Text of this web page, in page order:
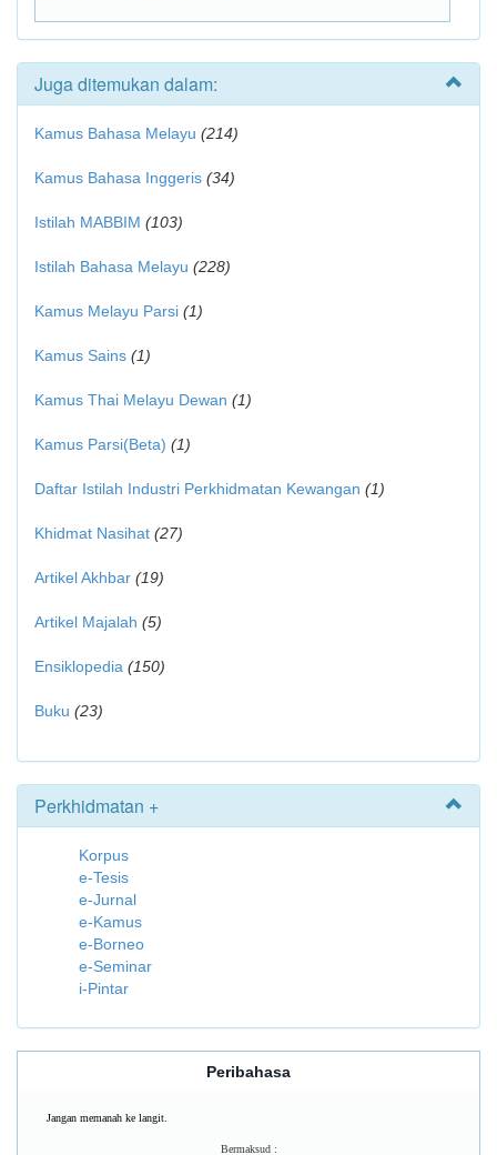
Juga ditemukan dalam:
Kamus Bahasa Melayu (214)
Kamus Bahasa Inggeris (34)
Istilah MABBIM (103)
Istilah Bahasa Melayu (228)
Kamus Melayu Parsi (1)
Kamus Sains (1)
Kamus Thai Melayu Dewan (1)
Kamus Parsi(Beta) (1)
Daftar Istilah Industri Perkhidmatan Kewangan (1)
Khidmat Nasihat (27)
Artikel Akhbar (19)
Artikel Majalah (5)
Ensiklopedia (150)
Buku (23)
Perkhidmatan +
Korpus
e-Tesis
e-Jurnal
e-Kamus
e-Borneo
e-Seminar
i-Pintar
Peribahasa
Jangan memanah ke langit.
Bermaksud :